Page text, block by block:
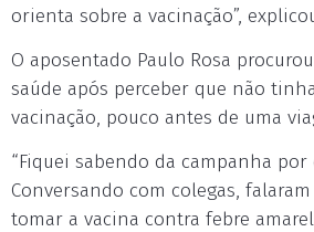
orienta sobre a vacinação”,
O aposentado Paulo Rosa
saúde após perceber que não
vacinação, pouco antes de uma
“Fiquei sabendo da campanha por
Conversando com colegas,
tomar a vacina contra febre